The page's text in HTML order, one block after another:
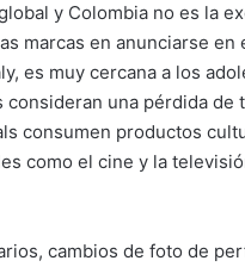
y Colombia no es la
marcas en anunciarse en
es muy cercana a los
una pérdida de
consumen productos
como el cine y la
cambios de foto de